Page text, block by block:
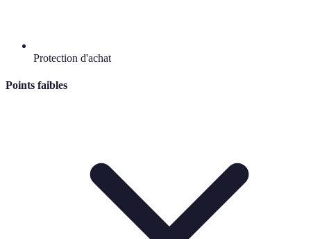
Protection d'achat
Points faibles